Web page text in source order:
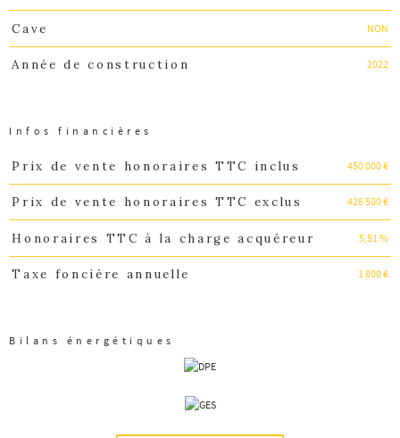
Cave NON
Année de construction 2022
Infos financières
Caractéristiques Valeurs
Prix de vente honoraires TTC inclus 450 000 €
Prix de vente honoraires TTC exclus 426 500 €
Honoraires TTC à la charge acquéreur 5,51 %
Taxe foncière annuelle 1 800 €
Bilans énergétiques